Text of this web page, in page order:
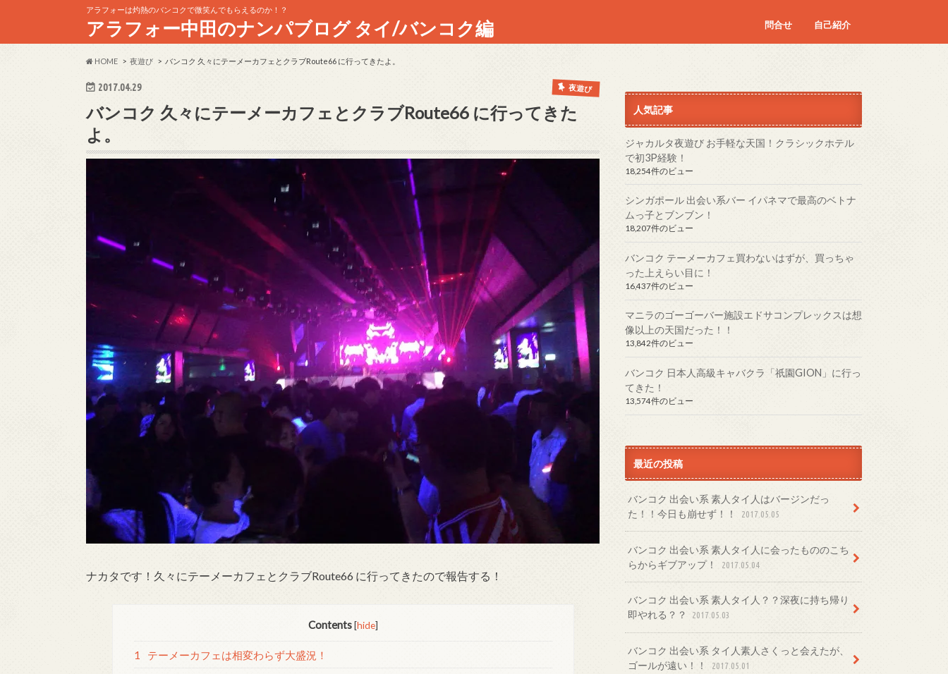
アラフォーは灼熱のバンコクで微笑んでもらえるのか！？
アラフォー中田のナンパブログ タイ/バンコク編 問合せ 自己紹介
HOME 夜遊び バンコク 久々にテーメーカフェとクラブRoute66 に行ってきたよ。
2017.04.29 夜遊び
バンコク 久々にテーメーカフェとクラブRoute66 に行ってきた
よ。
ナカタです！久々にテーメーカフェとクラブRoute66 に行ってきたので報告する！
Contents [hide]
1 テーメーカフェは相変わらず大盛況！
人気記事
ジャカルタ夜遊び お手軽な天国！クラシックホテル
で初3P経験！
18,254件のビュー
シンガポール 出会い系バー イパネマで最高のベトナ
ムっ子とブンブン！
18,207件のビュー
バンコク テーメーカフェ買わないはずが、買っちゃ
った上えらい目に！
16,437件のビュー
マニラのゴーゴーバー施設エドサコンプレックスは想
像以上の天国だった！！
13,842件のビュー
バンコク 日本人高級キャバクラ「祇園GION」に行っ
てきた！
13,574件のビュー
最近の投稿
バンコク 出会い系 素人タイ人はバージンだっ
た！！今日も崩せず！！
2017.05.05
バンコク 出会い系 素人タイ人に会ったもののこち
らからギブアップ！
2017.05.04
バンコク 出会い系 素人タイ人？？深夜に持ち帰り
即やれる？？
2017.05.03
バンコク 出会い系 タイ人素人さくっと会えたが、
ゴールが遠い！！
2017.05.01